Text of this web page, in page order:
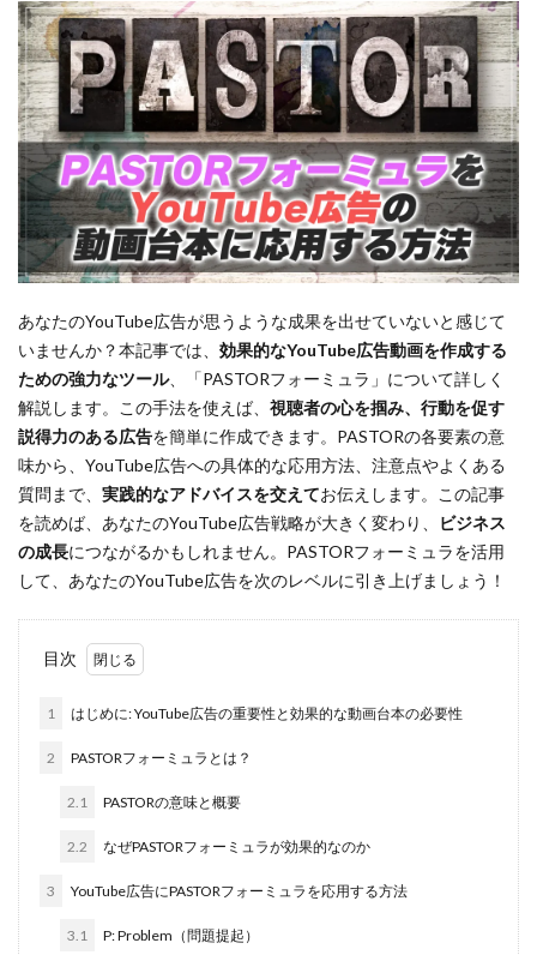
あなたのYouTube広告が思うような成果を出せていないと感じて
いませんか？本記事では、 効果的なYouTube広告動画を作成する
ための強力なツール、「PASTORフォーミュラ」について詳しく
解説します。この手法を使えば、 視聴者の心を掴み、行動を促す
説得力のある広告を簡単に作成できます。PASTORの各要素の意
味から、YouTube広告への具体的な応用方法、注意点やよくある
質問まで、 実践的なアドバイスを交えてお伝えします。この記事
を読めば、あなたのYouTube広告戦略が大きく変わり、
ビジネス
の成長につながるかもしれません。PASTORフォーミュラを活用
して、あなたのYouTube広告を次のレベルに引き上げましょう！
目次
1 はじめに: YouTube広告の重要性と効果的な動画台本の必要性
2 PASTORフォーミュラとは？
2.1 PASTORの意味と概要
2.2 なぜPASTORフォーミュラが効果的なのか
3 YouTube広告にPASTORフォーミュラを応用する方法
3.1 P: Problem（問題提起）